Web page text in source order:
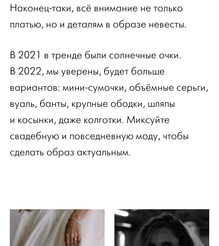
Наконец-таки, всё внимание не только
платью, но и деталям в образе невесты.
В 2021 в тренде были солнечные очки.
В 2022, мы уверены, будет больше
вариантов: мини-сумочки, объёмные серьги,
вуаль, банты, крупные ободки, шляпы
и косынки, даже колготки. Миксуйте
свадебную и повседневную моду, чтобы
сделать образ актуальным.